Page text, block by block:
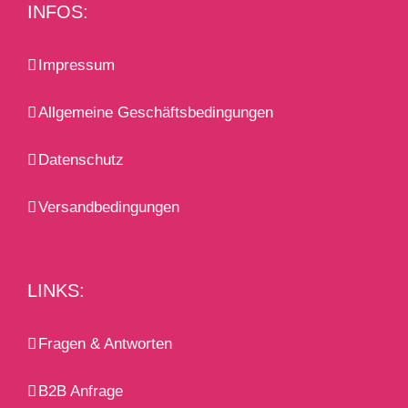
INFOS:
Impressum
Allgemeine Geschäftsbedingungen
Datenschutz
Versandbedingungen
LINKS:
Fragen & Antworten
B2B Anfrage